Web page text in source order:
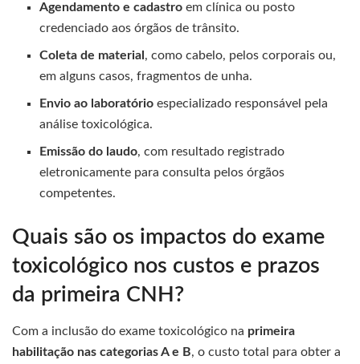
Agendamento e cadastro em clínica ou posto
credenciado aos órgãos de trânsito.
Coleta de material , como cabelo, pelos corporais ou,
em alguns casos, fragmentos de unha.
Envio ao laboratório especializado responsável pela
análise toxicológica.
Emissão do laudo, com resultado registrado
eletronicamente para consulta pelos órgãos
competentes.
Quais são os impactos do exame
toxicológico nos custos e prazos
da primeira CNH?
Com a inclusão do exame toxicológico na primeira
habilitação nas categorias A e B, o custo total para obter a